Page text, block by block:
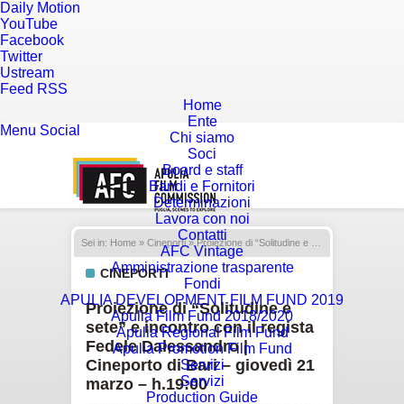
Daily Motion
YouTube
Facebook
Twitter
Ustream
Feed RSS
Home
Ente
Chi siamo
Soci
Board e staff
Bandi e Fornitori
Determinazioni
Lavora con noi
Contatti
AFC Vintage
Amministrazione trasparente
Fondi
APULIA DEVELOPMENT FILM FUND 2019
Apulia Film Fund 2018/2020
Apulia Regional Film Fund
Apulia Promotion Film Fund
Servizi
Servizi
Production Guide
Menu Social
Sei in: Home » Cineporti» Proiezione di “Solitudine e sete” e incontro con il regista Fedele Dalessandro | Cineporto di Bari – giovedì 21 marzo – h.19:00
CINEPORTI
Proiezione di “Solitudine e
sete” e incontro con il regista
Fedele Dalessandro |
Cineporto di Bari – giovedì 21
marzo – h.19:00